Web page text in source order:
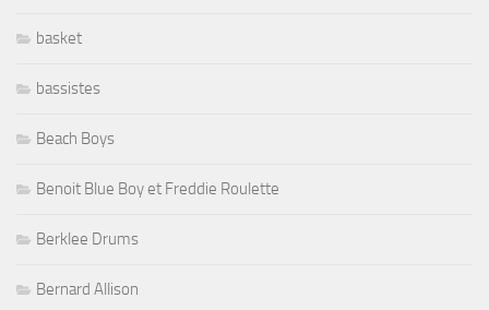
basket
bassistes
Beach Boys
Benoit Blue Boy et Freddie Roulette
Berklee Drums
Bernard Allison